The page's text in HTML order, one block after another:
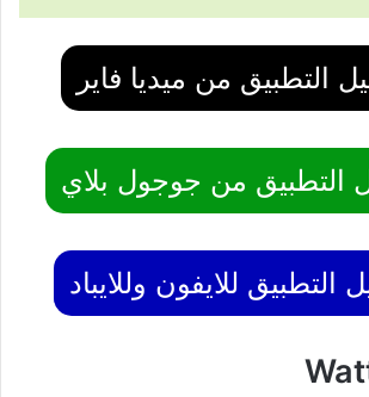
التطبيق من ميديا فاير
التطبيق من جوجول بلاي
التطبيق للايفون وللايباد